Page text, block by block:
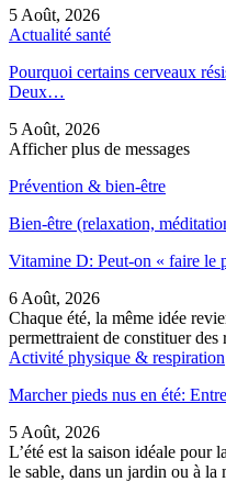
5 Août, 2026
Actualité santé
Pourquoi certains cerveaux
Deux…
5 Août, 2026
Afficher plus de messages
Prévention & bien-être
Bien-être (relaxation,
Vitamine D: Peut-on « faire le
6 Août, 2026
Chaque été, la même idée
permettraient de constituer
Activité physique & respiration
Marcher pieds nus en été:
5 Août, 2026
L’été est la saison idéale pour
le sable, dans un jardin ou à